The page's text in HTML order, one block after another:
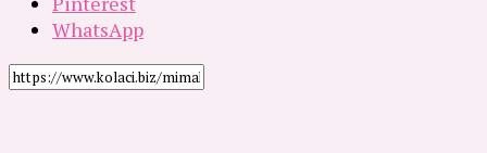
WhatsApp